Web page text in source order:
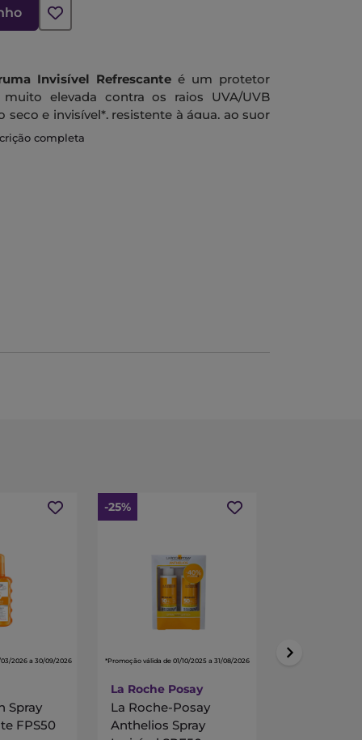
Invisível Refrescante é um protetor
elevada contra os raios UVA/UVB
e invisível*, resistente à água, ao suor
sobre pele molhada, durante atividades
e fresca.
completa
2026 a 30/09/2026
Spray
FPS50
-25%
*Promoção válida de 01/10/2025 a 31/08/2026
La Roche Posay
La Roche-Posay
Anthelios Spray